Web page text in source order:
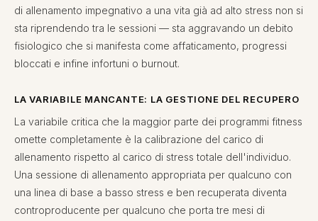
di allenamento impegnativo a una vita già ad alto stress non si
sta riprendendo tra le sessioni — sta aggravando un debito
fisiologico che si manifesta come affaticamento, progressi
bloccati e infine infortuni o burnout.
LA VARIABILE MANCANTE: LA GESTIONE DEL RECUPERO
La variabile critica che la maggior parte dei programmi fitness
omette completamente è la calibrazione del carico di
allenamento rispetto al carico di stress totale dell'individuo.
Una sessione di allenamento appropriata per qualcuno con
una linea di base a basso stress e ben recuperata diventa
controproducente per qualcuno che porta tre mesi di